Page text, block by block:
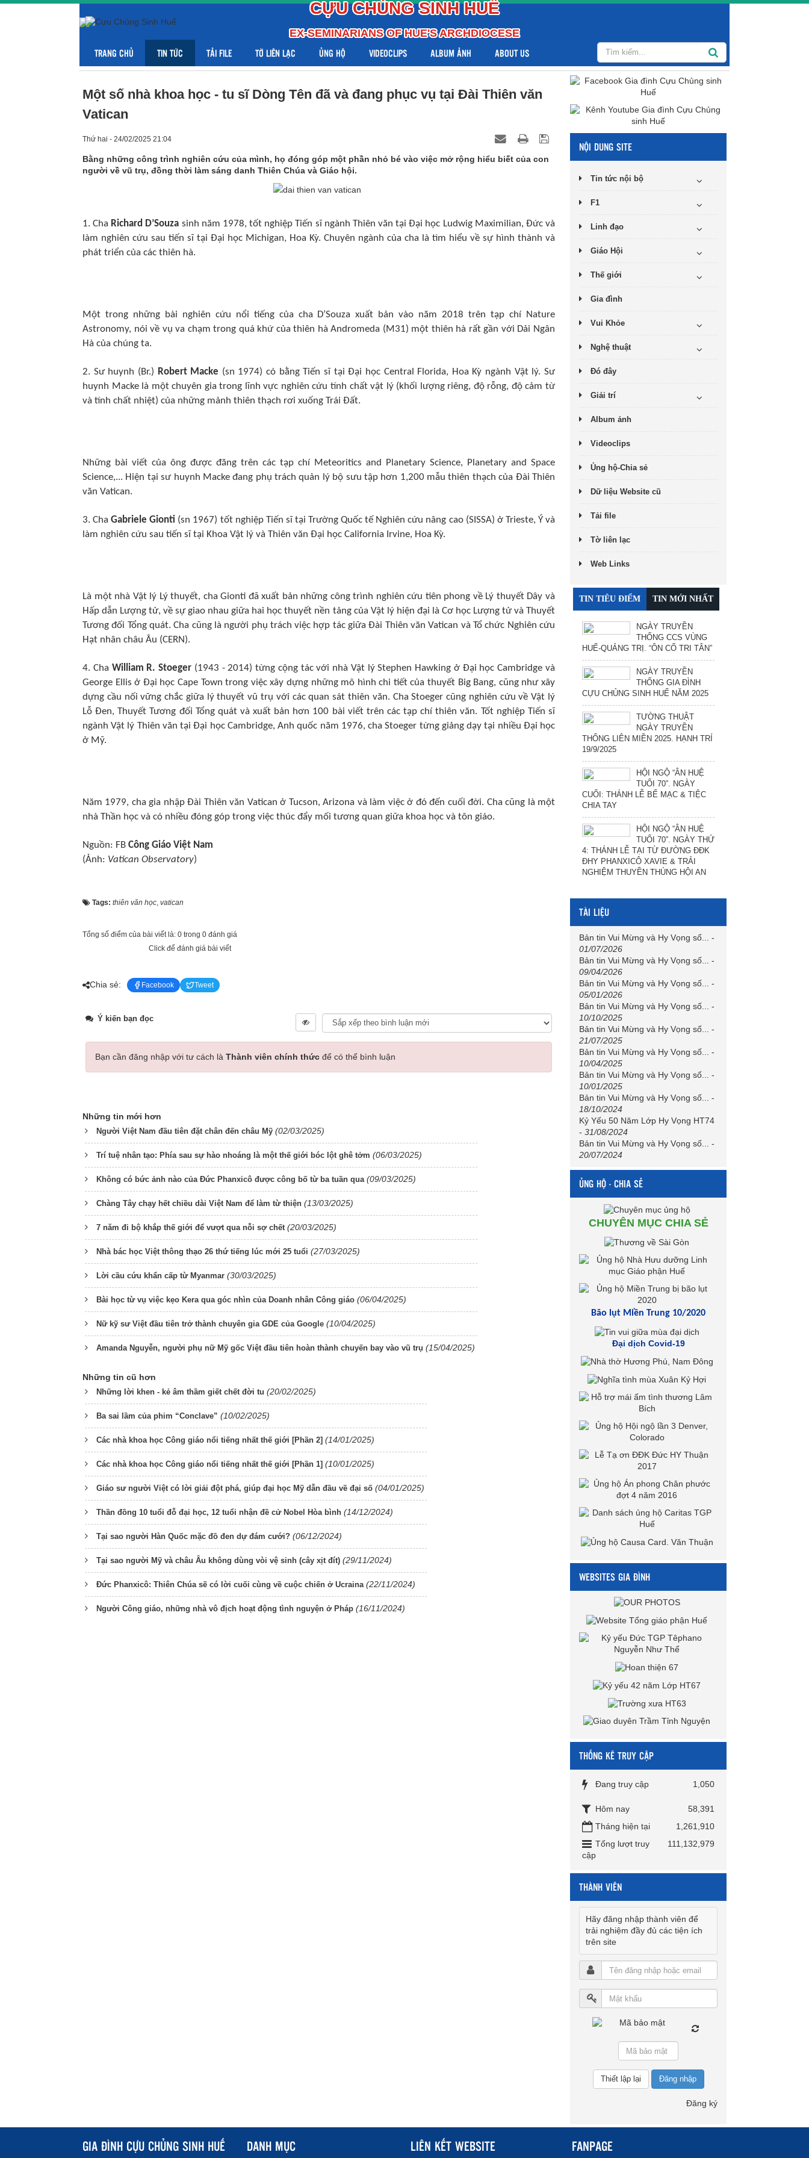
CỰU CHỦNG SINH HUẾ
EX-SEMINARIANS OF HUE'S ARCHDIOCESE
TRANG CHỦ TIN TỨC TẢI FILE TỜ LIÊN LẠC ỦNG HỘ VIDEOCLIPS ALBUM ẢNH ABOUT US
Một số nhà khoa học - tu sĩ Dòng Tên đã và đang phục vụ tại Đài Thiên văn
Vatican
Thứ hai - 24/02/2025 21:04
Bằng những công trình nghiên cứu của mình, họ đóng góp một phần nhỏ bé vào việc mở rộng hiểu biết của con
người về vũ trụ, đồng thời làm sáng danh Thiên Chúa và Giáo hội.
1. Cha Richard D’Souza sinh năm 1978, tốt nghiệp Tiến sĩ ngành Thiên văn tại Đại học Ludwig Maximilian, Đức và
làm nghiên cứu sau tiến sĩ tại Đại học Michigan, Hoa Kỳ. Chuyên ngành của cha là tìm hiểu về sự hình thành và
phát triển của các thiên hà.
Một trong những bài nghiên cứu nổi tiếng của cha D’Souza xuất bản vào năm 2018 trên tạp chí Nature
Astronomy, nói về vụ va chạm trong quá khứ của thiên hà Andromeda (M31) một thiên hà rất gần với Dải Ngân
Hà của chúng ta.
2. Sư huynh (Br.) Robert Macke (sn 1974) có bằng Tiến sĩ tại Đại học Central Florida, Hoa Kỳ ngành Vật lý. Sư
huynh Macke là một chuyên gia trong lĩnh vực nghiên cứu tính chất vật lý (khối lượng riêng, độ rỗng, độ cảm từ
và tính chất nhiệt) của những mảnh thiên thạch rơi xuống Trái Đất.
Những bài viết của ông được đăng trên các tạp chí Meteoritics and Planetary Science, Planetary and Space
Science,... Hiện tại sư huynh Macke đang phụ trách quản lý bộ sưu tập hơn 1,200 mẫu thiên thạch của Đài Thiên
văn Vatican.
3. ChaGabriele Gionti (sn 1967) tốt nghiệp Tiến sĩ tại Trường Quốc tế Nghiên cứu nâng cao (SISSA) ở Trieste, Ý và
làm nghiên cứu sau tiến sĩ tại Khoa Vật lý và Thiên văn Đại học California Irvine, Hoa Kỳ.
Là một nhà Vật lý Lý thuyết, cha Gionti đã xuất bản những công trình nghiên cứu tiên phong về Lý thuyết Dây và
Hấp dẫn Lượng tử, về sự giao nhau giữa hai học thuyết nền tảng của Vật lý hiện đại là Cơ học Lượng tử và Thuyết
Tương đối Tổng quát. Cha cũng là người phụ trách việc hợp tác giữa Đài Thiên văn Vatican và Tổ chức Nghiên cứu
Hạt nhân châu Âu (CERN).
4. Cha William R. Stoeger (1943 - 2014) từng cộng tác với nhà Vật lý Stephen Hawking ở Đại học Cambridge và
George Ellis ở Đại học Cape Town trong việc xây dựng những mô hình chi tiết của thuyết Big Bang, cũng như xây
dựng cầu nối vững chắc giữa lý thuyết vũ trụ với các quan sát thiên văn. Cha Stoeger cũng nghiên cứu về Vật lý
Lỗ Đen, Thuyết Tương đối Tổng quát và xuất bản hơn 100 bài viết trên các tạp chí thiên văn. Tốt nghiệp Tiến sĩ
ngành Vật lý Thiên văn tại Đại học Cambridge, Anh quốc năm 1976, cha Stoeger từng giảng dạy tại nhiều Đại học
ở Mỹ.
Năm 1979, cha gia nhập Đài Thiên văn Vatican ở Tucson, Arizona và làm việc ở đó đến cuối đời. Cha cũng là một
nhà Thần học và có nhiều đóng góp trong việc thúc đẩy mối tương quan giữa khoa học và tôn giáo.
Nguồn: FB Công Giáo Việt Nam
(Ảnh: Vatican Observatory)
Tags: thiên văn học vatican
Tổng số điểm của bài viết là: 0 trong 0 đánh giá
Click để đánh giá bài viết
Chia sẻ: Facebook Tweet
Ý kiến bạn đọc
Bạn cần đăng nhập với tư cách là Thành viên chính thức để có thể bình luận
Những tin mới hơn
Người Việt Nam đầu tiên đặt chân đến châu Mỹ (02/03/2025)
Trí tuệ nhân tạo: Phía sau sự hào nhoáng là một thế giới bóc lột ghê tởm (06/03/2025)
Không có bức ảnh nào của Đức Phanxicô được công bố từ ba tuần qua (09/03/2025)
Chàng Tây chạy hết chiều dài Việt Nam để làm từ thiện (13/03/2025)
7 năm đi bộ khắp thế giới để vượt qua nỗi sợ chết (20/03/2025)
Nhà bác học Việt thông thạo 26 thứ tiếng lúc mới 25 tuổi (27/03/2025)
Lời cầu cứu khẩn cấp từ Myanmar (30/03/2025)
Bài học từ vụ việc kẹo Kera qua góc nhìn của Doanh nhân Công giáo (06/04/2025)
Nữ kỹ sư Việt đầu tiên trở thành chuyên gia GDE của Google (10/04/2025)
Amanda Nguyễn, người phụ nữ Mỹ gốc Việt đầu tiên hoàn thành chuyến bay vào vũ trụ (15/04/2025)
Những tin cũ hơn
Những lời khen - kẻ âm thầm giết chết đời tu (20/02/2025)
Ba sai lầm của phim “Conclave” (10/02/2025)
Các nhà khoa học Công giáo nổi tiếng nhất thế giới [Phần 2] (14/01/2025)
Các nhà khoa học Công giáo nổi tiếng nhất thế giới [Phần 1] (10/01/2025)
Giáo sư người Việt có lời giải đột phá, giúp đại học Mỹ dẫn đầu về đại số (04/01/2025)
Thần đồng 10 tuổi đỗ đại học, 12 tuổi nhận đề cử Nobel Hòa bình (14/12/2024)
Tại sao người Hàn Quốc mặc đồ đen dự đám cưới? (06/12/2024)
Tại sao người Mỹ và châu Âu không dùng vòi vệ sinh (cây xịt đít) (29/11/2024)
Đức Phanxicô: Thiên Chúa sẽ có lời cuối cùng về cuộc chiến ở Ucraina (22/11/2024)
Người Công giáo, những nhà vô địch hoạt động tình nguyện ở Pháp (16/11/2024)
NỘI DUNG SITE
Tin tức nội bộ
F1
Linh đạo
Giáo Hội
Thế giới
Gia đình
Vui Khỏe
Nghệ thuật
Đó đây
Giải trí
Album ảnh
Videoclips
Ủng hộ-Chia sẻ
Dữ liệu Website cũ
Tải file
Tờ liên lạc
Web Links
TIN TIÊU ĐIỂM TIN MỚI NHẤT
NGÀY TRUYỀN
THỐNG CCS VÙNG
HUẾ-QUẢNG TRỊ. “ÔN CỐ TRI TÂN”
NGÀY TRUYỀN
THỐNG GIA ĐÌNH
CỰU CHỦNG SINH HUẾ NĂM 2025
TƯỜNG THUẬT
NGÀY TRUYỀN
THỐNG LIÊN MIỀN 2025. HẠNH TRÍ
19/9/2025
HỘI NGỘ “ÂN HUỆ
TUỔI 70”. NGÀY
CUỐI: THÁNH LỄ BẾ MẠC & TIỆC
CHIA TAY
HỘI NGỘ “ÂN HUỆ
TUỔI 70”. NGÀY THỨ
4: THÁNH LỄ TẠI TỪ ĐƯỜNG ĐĐK
ĐHY PHANXICÔ XAVIE & TRẢI
NGHIỆM THUYỀN THÚNG HỘI AN
TÀI LIỆU
Bản tin Vui Mừng và Hy Vọng số...
-
01/07/2026
Bản tin Vui Mừng và Hy Vọng số...
-
09/04/2026
Bản tin Vui Mừng và Hy Vọng số...
-
05/01/2026
Bản tin Vui Mừng và Hy Vọng số...
-
10/10/2025
Bản tin Vui Mừng và Hy Vọng số...
-
21/07/2025
Bản tin Vui Mừng và Hy Vọng số...
-
10/04/2025
Bản tin Vui Mừng và Hy Vọng số...
-
10/01/2025
Bản tin Vui Mừng và Hy Vọng số...
-
18/10/2024
Kỷ Yếu 50 Năm Lớp Hy Vọng HT74
- 31/08/2024
Bản tin Vui Mừng và Hy Vọng số...
-
20/07/2024
ỦNG HỘ - CHIA SẺ
CHUYÊN MỤC CHIA SẺ
Bão lụt Miền Trung 10/2020
Đại dịch Covid-19
WEBSITES GIA ĐÌNH
THỐNG KÊ TRUY CẬP
Đang truy cập 1,050
Hôm nay
58,391
Tháng hiện tại
1,261,910
Tổng lượt truy
cập
111,132,979
THÀNH VIÊN
Hãy đăng nhập thành viên để
trải nghiệm đầy đủ các tiện ích
trên site
Đăng nhập
Đăng ký
GIA ĐÌNH CỰU CHỦNG SINH HUẾ DANH MỤC LIÊN KẾT WEBSITE FANPAGE